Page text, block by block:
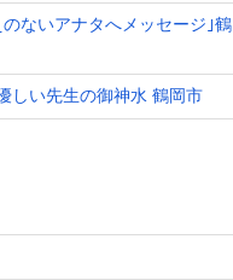
ないアナタへメッセージ｣鶴
しい先生の御神水 鶴岡市